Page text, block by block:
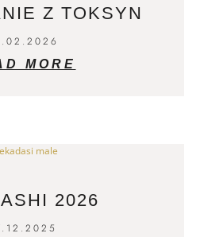
Z TOKSYN
MORE
2026